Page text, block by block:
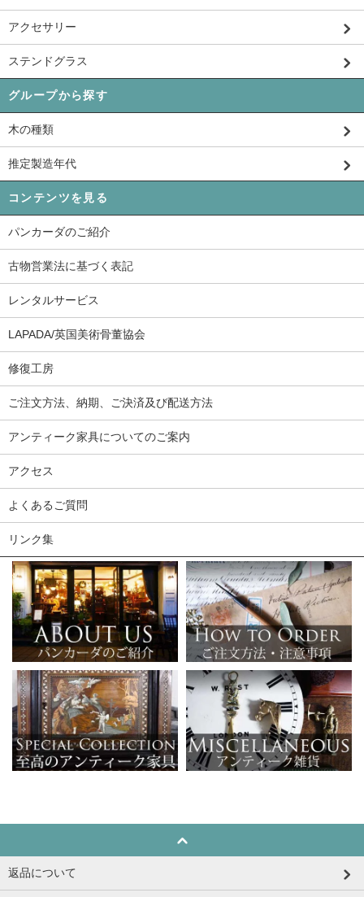
アクセサリー
ステンドグラス
グループから探す
木の種類
推定製造年代
コンテンツを見る
パンカーダのご紹介
古物営業法に基づく表記
レンタルサービス
LAPADA/英国美術骨董協会
修復工房
ご注文方法、納期、ご決済及び配送方法
アンティーク家具についてのご案内
アクセス
よくあるご質問
リンク集
返品について